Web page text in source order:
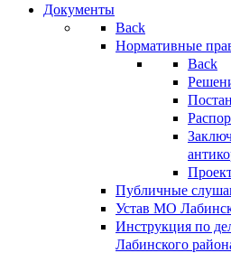
Документы
Back
Нормативные
Back
Публичные
Устав МО
Инструкция по
Лабинского